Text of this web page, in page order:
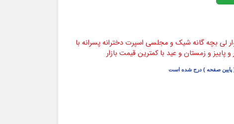
لی بچه گانه شیک و مجلسی اسپرت دخترانه پسرانه با
پاییز و زمستان و عید با کمترین قیمت بازار
پایین صفحه ) درج شده است